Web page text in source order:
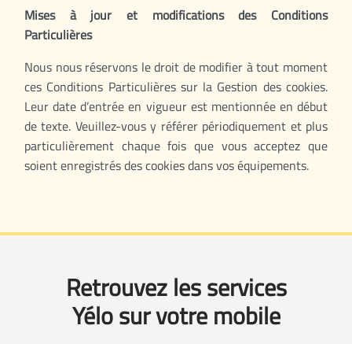
Mises à jour et modifications des Conditions
Particulières
Nous nous réservons le droit de modifier à tout moment
ces Conditions Particulières sur la Gestion des cookies.
Leur date d’entrée en vigueur est mentionnée en début
de texte. Veuillez-vous y référer périodiquement et plus
particulièrement chaque fois que vous acceptez que
soient enregistrés des cookies dans vos équipements.
Retrouvez les services
Yélo sur votre mobile